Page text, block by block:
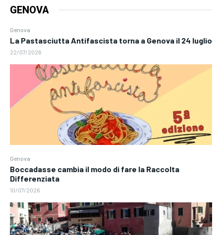
GENOVA
Genova
La Pastasciutta Antifascista torna a Genova il 24 luglio
22/07/2026
Genova
Boccadasse cambia il modo di fare la Raccolta
Differenziata
10/07/2026